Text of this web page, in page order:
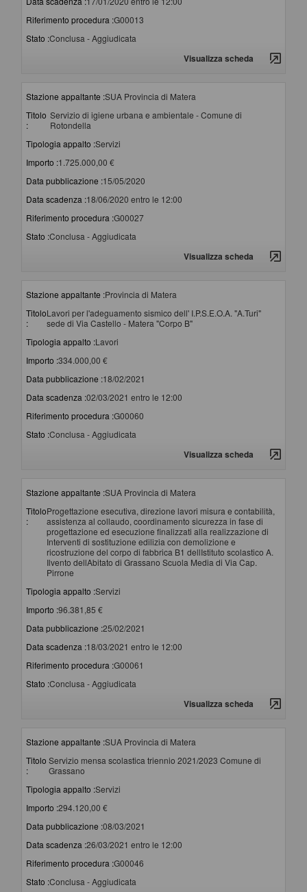
Riferimento procedura :G00013
Stato :Conclusa - Aggiudicata
Visualizza scheda
Stazione appaltante :SUA Provincia di Matera
Titolo
:
Servizio di igiene urbana e ambientale - Comune di
Rotondella
Tipologia appalto :Servizi
Importo :1.725.000,00 €
Data pubblicazione :15/05/2020
Data scadenza :18/06/2020 entro le 12:00
Riferimento procedura :G00027
Stato :Conclusa - Aggiudicata
Visualizza scheda
Stazione appaltante :Provincia di Matera
Titolo
:
Lavori per l'adeguamento sismico dell' I.P.S.E.O.A. "A.Turi"
sede di Via Castello - Matera "Corpo B"
Tipologia appalto :Lavori
Importo :334.000,00 €
Data pubblicazione :18/02/2021
Data scadenza :02/03/2021 entro le 12:00
Riferimento procedura :G00060
Stato :Conclusa - Aggiudicata
Visualizza scheda
Stazione appaltante :SUA Provincia di Matera
Titolo
:
Progettazione esecutiva, direzione lavori misura e contabilità,
assistenza al collaudo, coordinamento sicurezza in fase di
progettazione ed esecuzione finalizzati alla realizzazione di
Interventi di sostituzione edilizia con demolizione e
ricostruzione del corpo di fabbrica B1 dellIstituto scolastico A.
Ilvento dellAbitato di Grassano Scuola Media di Via Cap.
Pirrone
Tipologia appalto :Servizi
Importo :96.381,85 €
Data pubblicazione :25/02/2021
Data scadenza :18/03/2021 entro le 12:00
Riferimento procedura :G00061
Stato :Conclusa - Aggiudicata
Visualizza scheda
Stazione appaltante :SUA Provincia di Matera
Titolo
:
Servizio mensa scolastica triennio 2021/2023 Comune di
Grassano
Tipologia appalto :Servizi
Importo :294.120,00 €
Data pubblicazione :08/03/2021
Data scadenza :26/03/2021 entro le 12:00
Riferimento procedura :G00046
Stato :Conclusa - Aggiudicata